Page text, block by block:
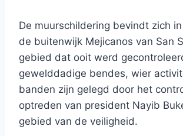
De muurschildering bevindt zich
de buitenwijk Mejicanos van San
gebied dat ooit werd
gewelddadige bendes, wier
banden zijn gelegd door het
optreden van president Nayib
gebied van de veiligheid.